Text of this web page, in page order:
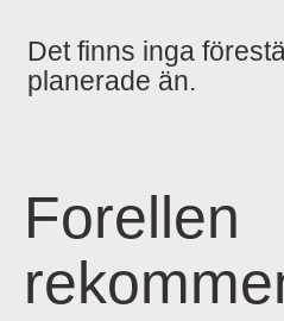
Det finns inga
planerade än.
Forellen